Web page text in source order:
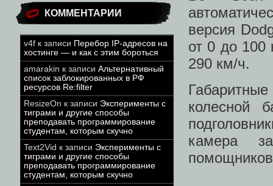
КОММЕНТАРИИ
v4f к записи Перебор IP-адресов на
хостинге — и как с этим бороться
amarakin к записи Альтернативный
список заблокированных в РФ
ресурсов Re:filter
ResizeOn к записи Эксперименты с
тиграми и другие способы
преподавать программирование
студентам, которым скучно
Text2Vid к записи Эксперименты с
тиграми и другие способы
преподавать программирование
студентам, которым скучно
версия
от 0 до 100
290 км/ч.
колесной
камера